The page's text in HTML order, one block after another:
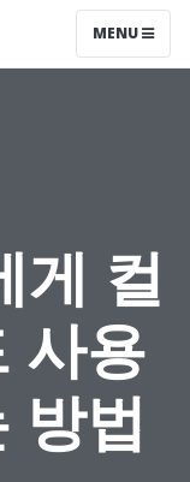
MENU
게 컬
사용
방법